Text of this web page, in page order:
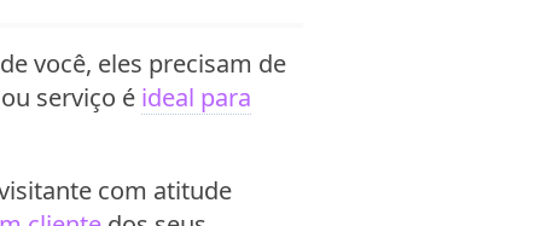
você, eles precisam de
serviço é ideal para
com atitude